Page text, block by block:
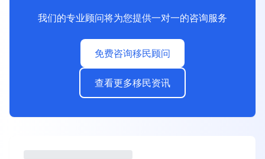
我们的专业顾问将为您提供一对一的咨询服务
免费咨询移民顾问
查看更多移民资讯